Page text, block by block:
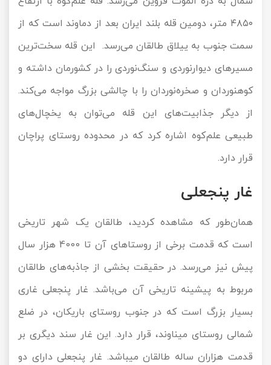
۴۸۵۰ متر، دومین قله بلند ایران بعد از دماوند است که از
سمت جنوب به ییلاق طالقان می‌رسد. این قله سخت‌ترین
مسیرهای دیوارنوردی و سنگ‌نوردی را در کشورمان داشته و
کوهنوردان و صخره‌نوردان را با چالشی بزرگ مواجه می‌کند.
از دیگر جذابیت‌های این قله می‌توان به یخچال‌های
طبیعی علم‌کوه اشاره کرد که در محدوده روستای پراچان
قرار دارد.
غار پنجعلی
همان‌طور که مشاهده کردید، طالقان یک شهر تاریخی
است که قدمت برخی از روستاهای آن تا 4000 هزار سال
پیش نیز می‌رسد. در حقیقت بخشی از جاذبه‌های طالقان
مربوط به پیشینه تاریخی آن می‌باشد. غار پنجعلی غاری
بسیار بزرگ است که در جنوب روستای باریکان، در ضلع
شمالی روستای میناوند، قرار دارد. این غار سند دیگری بر
قدمت هزاران ساله طالقان می‎باشد. غار پنجعلی دارای دو